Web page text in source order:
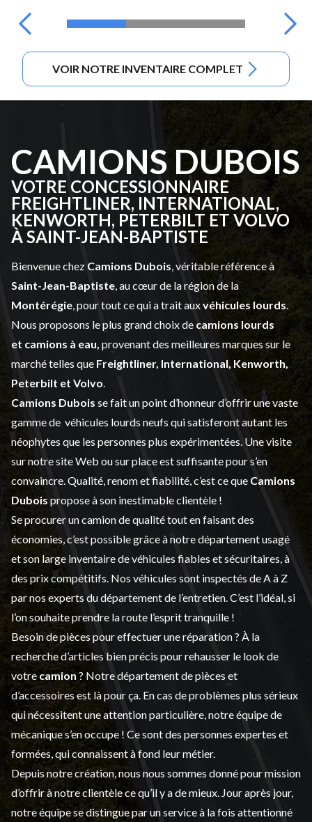
VOIR NOTRE INVENTAIRE COMPLET
CAMIONS DUBOIS
VOTRE CONCESSIONNAIRE
FREIGHTLINER, INTERNATIONAL,
KENWORTH, PETERBILT ET VOLVO
À SAINT-JEAN-BAPTISTE
Bienvenue chez Camions Dubois , véritable référence à
Saint-Jean-Baptiste , au cœur de la région de la
Montérégie , pour tout ce qui a trait auxvéhicules lourds
Nous proposons le plus grand choix de camions lourds
et camions à eau, provenant des meilleures marques sur le
marché telles que Freightliner, International, Kenworth,
Peterbilt et Volvo
Camions Dubois se fait un point d’honneur d’offrir une vaste
gamme de véhicules lourds neufs qui satisferont autant les
néophytes que les personnes plus expérimentées. Une visite
sur notre site Web ou sur place est suffisante pour s’en
convaincre. Qualité, renom et fiabilité, c’est ce que Camions
Dubois propose à son inestimable clientèle !
Se procurer un camion de qualité tout en faisant des
économies, c’est possible grâce à notredépartement usagé
et son large inventaire de véhicules fiables et sécuritaires, à
des prix compétitifs. Nos véhicules sont inspectés de A à Z
par nos experts du département de l’entretien . C’est l’idéal, si
l’on souhaite prendre la route l’esprit tranquille !
Besoin de pièces pour effectuer une réparation ? À la
recherche d’articles bien précis pour rehausser le look de
votre camion ? Notre département depièces et
d’accessoiresest là pour ça. En cas de problèmes plus sérieux
qui nécessitent une attention particulière, notre équipe de
mécanique s’en occupe ! Ce sont des personnes expertes et
formées, qui connaissent à fond leur métier.
Depuis notre création, nous nous sommes donné pour mission
d’offrir à notre clientèle ce qu’il y a de mieux. Jour après jour,
notre équipe se distingue par un service à la fois attentionné